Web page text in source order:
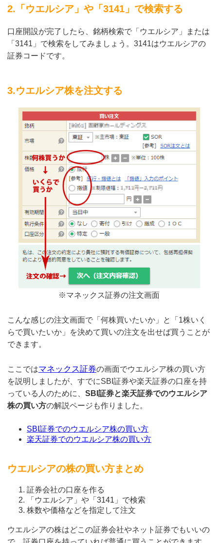
2.「ウエルシア」や「3141」で検索する
口座開設が完了したら、銘柄検索で「ウエルシア」または
「3141」で検索をしてみましょう。3141はウエルシアの
証券コードです。
3.ウエルシア株を注文する
※マネックス証券の注文画面
こんな感じの注文画面で「何株買いたいか」と「1株いく
らで買いたいか」を決めて買いの注文を出せば買うことが
できます。
ここではマネックス証券の画面でウエルシア株の買い方
を説明しましたが、すでにSBI証券や楽天証券の口座を持
っている人のために、 SBI証券と楽天証券でのウエルシア
株の買い方の解説ページも作りました。
SBI証券でのウエルシア株の買い方
楽天証券でのウエルシア株の買い方
ウエルシアの株の買い方まとめ
証券会社の口座を作る
「ウエルシア」や「3141」で検索
株数や価格などを指定して注文
ウエルシアの株はどこの証券会社やネット証券でもいいの